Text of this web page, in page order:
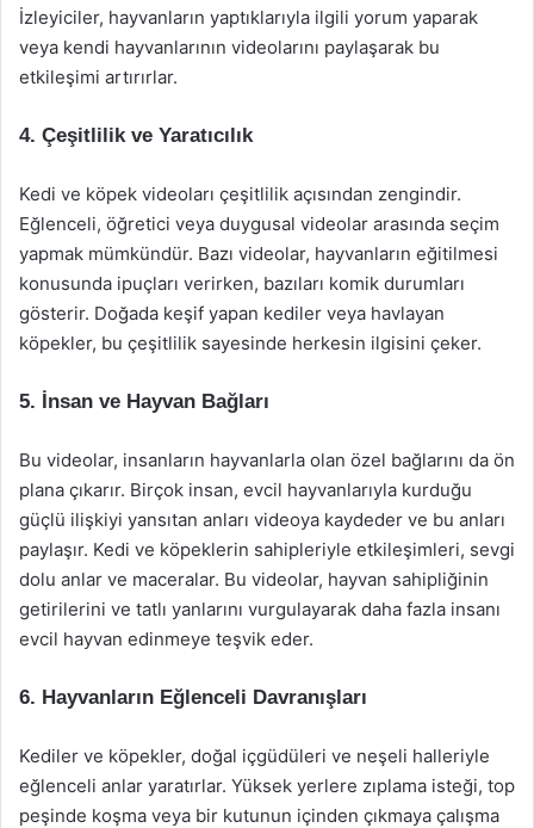
İzleyiciler, hayvanların yaptıklarıyla ilgili yorum yaparak
veya kendi hayvanlarının videolarını paylaşarak bu
etkileşimi artırırlar.
4. Çeşitlilik ve Yaratıcılık
Kedi ve köpek videoları çeşitlilik açısından zengindir.
Eğlenceli, öğretici veya duygusal videolar arasında seçim
yapmak mümkündür. Bazı videolar, hayvanların eğitilmesi
konusunda ipuçları verirken, bazıları komik durumları
gösterir. Doğada keşif yapan kediler veya havlayan
köpekler, bu çeşitlilik sayesinde herkesin ilgisini çeker.
5. İnsan ve Hayvan Bağları
Bu videolar, insanların hayvanlarla olan özel bağlarını da ön
plana çıkarır. Birçok insan, evcil hayvanlarıyla kurduğu
güçlü ilişkiyi yansıtan anları videoya kaydeder ve bu anları
paylaşır. Kedi ve köpeklerin sahipleriyle etkileşimleri, sevgi
dolu anlar ve maceralar. Bu videolar, hayvan sahipliğinin
getirilerini ve tatlı yanlarını vurgulayarak daha fazla insanı
evcil hayvan edinmeye teşvik eder.
6. Hayvanların Eğlenceli Davranışları
Kediler ve köpekler, doğal içgüdüleri ve neşeli halleriyle
eğlenceli anlar yaratırlar. Yüksek yerlere zıplama isteği, top
peşinde koşma veya bir kutunun içinden çıkmaya çalışma